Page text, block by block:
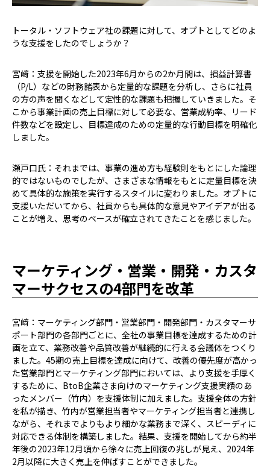
――トータル・ソフトウェア社の課題に対して、オプトとしてどのよ
うな支援をしたのでしょうか？
宮﨑：支援を開始した2023年6月からの2か月間は、損益計算書
（P/L）などの財務諸表から定量的な課題を分析し、さらに社員
の方の声を聞くなどして定性的な課題も把握していきました。そ
こから事業計画の売上目標に対して必要な、営業成約率、リード
件数などを設定し、目標達成のための定量的な行動目標を明確化
しました。
瀬戸口氏：それまでは、事業の進め方も経験則をもとにした論理
的ではないものでしたが、さまざまな情報をもとに定量目標を決
めて具体的な施策を実行するスタイルに変わりました。オプトに
支援いただいてから、社員からも具体的な意見やアイデアが出る
ことが増え、思考のベースが確立されてきたことを感じました。
マーケティング・営業・開発・カスタ
マーサクセスの4部門を改革
宮﨑：マーケティング部門・営業部門・開発部門・カスタマーサ
ポート部門の各部門ごとに、全社の事業目標を達成するための計
画を立て、業務改善や品質改善が継続的に行える会議体をつくり
ました。45期の売上目標を達成に向けて、改善の優先度が高かっ
た営業部門とマーケティング部門においては、より支援を手厚く
するために、BtoB企業さま向けのマーケティング支援実績のあ
ったメンバー（竹内）を支援体制に加えました。支援全体の方針
を私が描き、竹内が営業担当者やマーケティング担当者と連携し
ながら、それまでよりもより細かな業務まで深く、スピーディに
対応できる体制を構築しました。結果、支援を開始してから約半
年後の2023年12月頃から徐々に売上回復の兆しが見え、2024年
2月以降に大きく売上を伸ばすことができました。